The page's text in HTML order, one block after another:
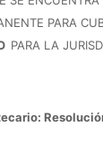
PARA
PARA LA